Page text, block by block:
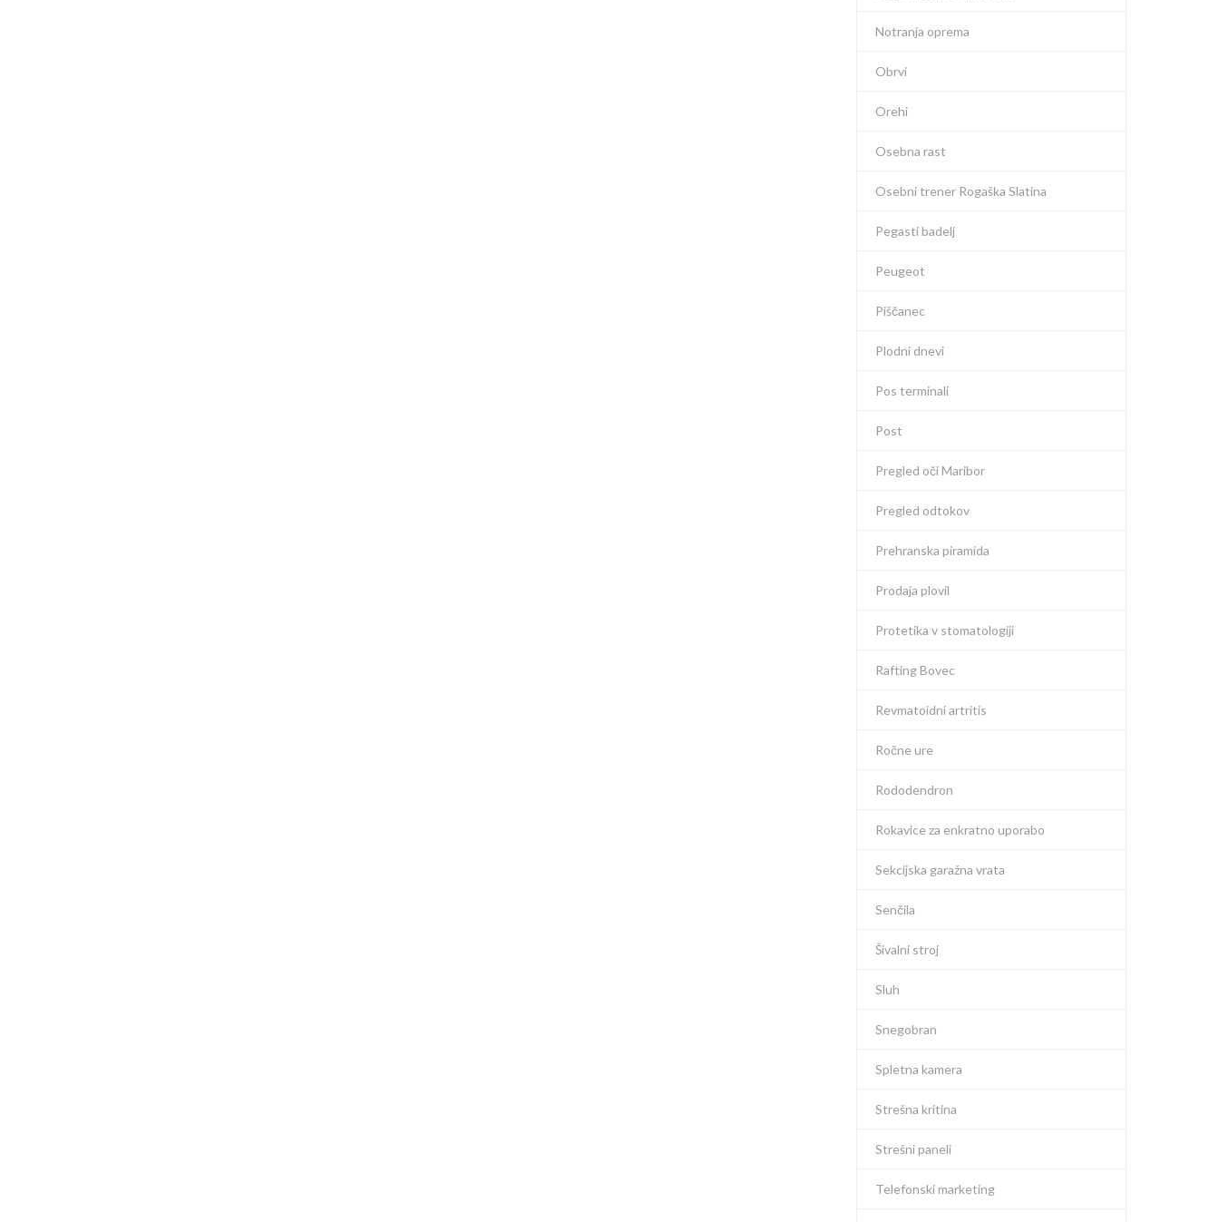
Notranja oprema
Obrvi
Orehi
Osebna rast
Osebni trener Rogaška Slatina
Pegasti badelj
Peugeot
Piščanec
Plodni dnevi
Pos terminali
Post
Pregled oči Maribor
Pregled odtokov
Prehranska piramida
Prodaja plovil
Protetika v stomatologiji
Rafting Bovec
Revmatoidni artritis
Ročne ure
Rododendron
Rokavice za enkratno uporabo
Sekcijska garažna vrata
Senčila
Šivalni stroj
Sluh
Snegobran
Spletna kamera
Strešna kritina
Strešni paneli
Telefonski marketing